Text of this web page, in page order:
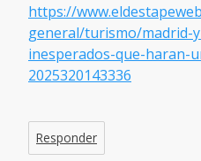
https://
general/turismo/madrid-
inesperados-que-haran-
2025320143336
Responder